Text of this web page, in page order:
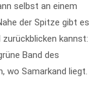
selbst an einem
der Spitze gibt es
kannst:
Band des
wo Samarkand liegt.